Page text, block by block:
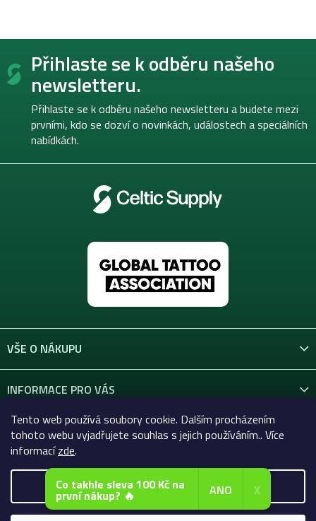
Tento web používá soubory cookie. Dalším procházením
tohoto webu vyjadřujete souhlas s jejich používáním.. Více
informacízde.
Nastavení
Z
Přihlaste se k odběru našeho
newsletteru.
Přihlaste se k odběru našeho newsletteru a budete mezi
prvními, kdo se dozví o novinkách, událostech a speciálních
nabídkách.
VŠE O NÁKUPU
INFORMACE PRO VÁS
KONTAKT
Copyright 2026Celtic-Supply.cz | Vše pro tetování a
Co takhle sleva 100 Kč na
první nákup? 🔥 ANO X